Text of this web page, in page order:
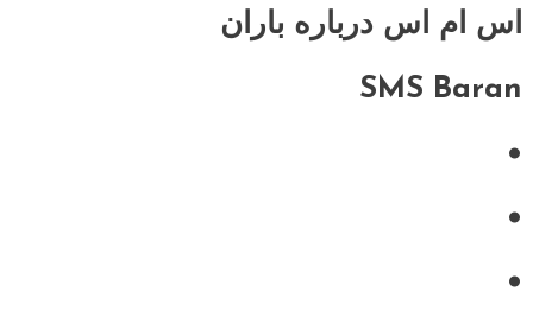
اس ام اس درباره باران
SMS Baran
•
•
•